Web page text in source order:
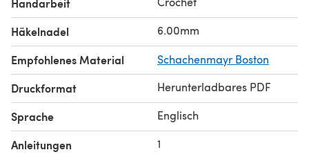
Häkelnadel 6.00mm
Empfohlenes Material Schachenmayr Boston
Druckformat Herunterladbares PDF
Sprache Englisch
Anleitungen 1